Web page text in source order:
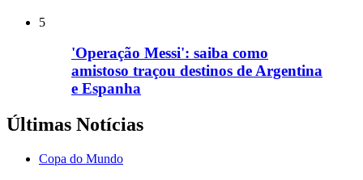
5
'Operação Messi': saiba como
amistoso traçou destinos de Argentina
e Espanha
Últimas Notícias
Copa do Mundo